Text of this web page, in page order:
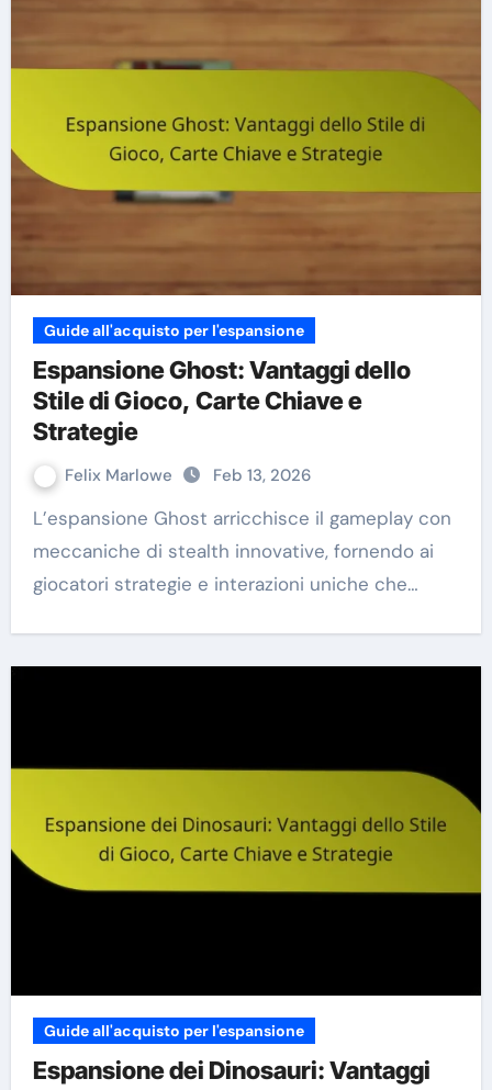
Guide all'acquisto per l'espansione
Espansione Ghost: Vantaggi dello
Stile di Gioco, Carte Chiave e
Strategie
Felix Marlowe Feb 13, 2026
L’espansione Ghost arricchisce il gameplay con
meccaniche di stealth innovative, fornendo ai
giocatori strategie e interazioni uniche che…
Guide all'acquisto per l'espansione
Espansione dei Dinosauri: Vantaggi